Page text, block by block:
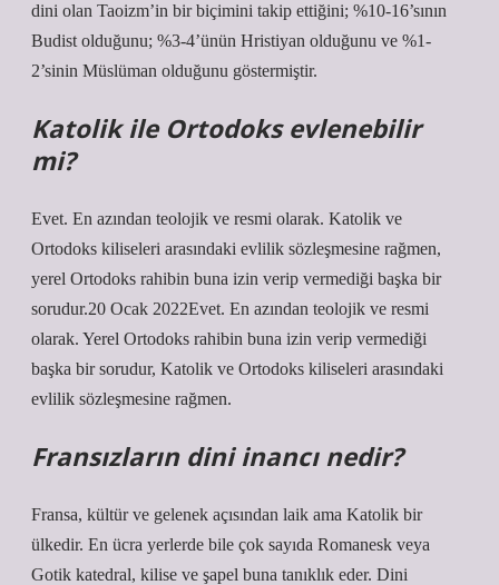
dini olan Taoizm’in bir biçimini takip ettiğini; %10-16’sının
Budist olduğunu; %3-4’ünün Hristiyan olduğunu ve %1-
2’sinin Müslüman olduğunu göstermiştir.
Katolik ile Ortodoks evlenebilir
mi?
Evet. En azından teolojik ve resmi olarak. Katolik ve
Ortodoks kiliseleri arasındaki evlilik sözleşmesine rağmen,
yerel Ortodoks rahibin buna izin verip vermediği başka bir
sorudur.20 Ocak 2022Evet. En azından teolojik ve resmi
olarak. Yerel Ortodoks rahibin buna izin verip vermediği
başka bir sorudur, Katolik ve Ortodoks kiliseleri arasındaki
evlilik sözleşmesine rağmen.
Fransızların dini inancı nedir?
Fransa, kültür ve gelenek açısından laik ama Katolik bir
ülkedir. En ücra yerlerde bile çok sayıda Romanesk veya
Gotik katedral, kilise ve şapel buna tanıklık eder. Dini